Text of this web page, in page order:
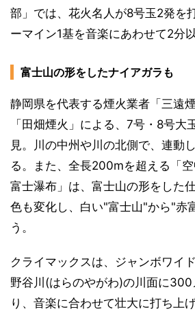
部」では、花火名人が8号玉2発を
ーマイン1基を音楽にあわせて2分
富士山の形をしたナイアガラも
静岡県を代表する煙火業者「三遠
「田畑煙火」による、7号・8号大
見。川の中州や川の北側で、連動
る。また、全長200mを超える「
富士瀑布」は、富士山の形をした
色も変化し、白い"富士山"から"赤
う。
クライマックスは、ジャンボワイ
野谷川(はらのやがわ)の川面に300
り、音楽に合わせて壮大に打ち上げ